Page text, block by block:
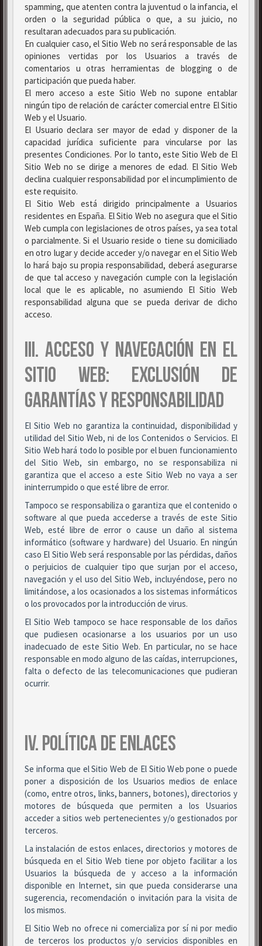
spamming, que atenten contra la juventud o la infancia, el
orden o la seguridad pública o que, a su juicio, no
resultaran adecuados para su publicación.
En cualquier caso, el Sitio Web no será responsable de las
opiniones vertidas por los Usuarios a través de
comentarios u otras herramientas de blogging o de
participación que pueda haber.
El mero acceso a este Sitio Web no supone entablar
ningún tipo de relación de carácter comercial entre El Sitio
Web y el Usuario.
El Usuario declara ser mayor de edad y disponer de la
capacidad jurídica suficiente para vincularse por las
presentes Condiciones. Por lo tanto, este Sitio Web de El
Sitio Web no se dirige a menores de edad. El Sitio Web
declina cualquier responsabilidad por el incumplimiento de
este requisito.
El Sitio Web está dirigido principalmente a Usuarios
residentes en España. El Sitio Web no asegura que el Sitio
Web cumpla con legislaciones de otros países, ya sea total
o parcialmente. Si el Usuario reside o tiene su domiciliado
en otro lugar y decide acceder y/o navegar en el Sitio Web
lo hará bajo su propia responsabilidad, deberá asegurarse
de que tal acceso y navegación cumple con la legislación
local que le es aplicable, no asumiendo El Sitio Web
responsabilidad alguna que se pueda derivar de dicho
acceso.
III. ACCESO Y NAVEGACIÓN EN EL
SITIO WEB: EXCLUSIÓN DE
GARANTÍAS Y RESPONSABILIDAD
El Sitio Web no garantiza la continuidad, disponibilidad y
utilidad del Sitio Web, ni de los Contenidos o Servicios. El
Sitio Web hará todo lo posible por el buen funcionamiento
del Sitio Web, sin embargo, no se responsabiliza ni
garantiza que el acceso a este Sitio Web no vaya a ser
ininterrumpido o que esté libre de error.
Tampoco se responsabiliza o garantiza que el contenido o
software al que pueda accederse a través de este Sitio
Web, esté libre de error o cause un daño al sistema
informático (software y hardware) del Usuario. En ningún
caso El Sitio Web será responsable por las pérdidas, daños
o perjuicios de cualquier tipo que surjan por el acceso,
navegación y el uso del Sitio Web, incluyéndose, pero no
limitándose, a los ocasionados a los sistemas informáticos
o los provocados por la introducción de virus.
El Sitio Web tampoco se hace responsable de los daños
que pudiesen ocasionarse a los usuarios por un uso
inadecuado de este Sitio Web. En particular, no se hace
responsable en modo alguno de las caídas, interrupciones,
falta o defecto de las telecomunicaciones que pudieran
ocurrir.
IV. POLÍTICA DE ENLACES
Se informa que el Sitio Web de El Sitio Web pone o puede
poner a disposición de los Usuarios medios de enlace
(como, entre otros, links, banners, botones), directorios y
motores de búsqueda que permiten a los Usuarios
acceder a sitios web pertenecientes y/o gestionados por
terceros.
La instalación de estos enlaces, directorios y motores de
búsqueda en el Sitio Web tiene por objeto facilitar a los
Usuarios la búsqueda de y acceso a la información
disponible en Internet, sin que pueda considerarse una
sugerencia, recomendación o invitación para la visita de
los mismos.
El Sitio Web no ofrece ni comercializa por sí ni por medio
de terceros los productos y/o servicios disponibles en